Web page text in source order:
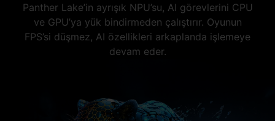
Panther Lake’in ayrışık NPU’su, AI görevlerini CPU
ve GPU’ya yük bindirmeden çalıştırır. Oyunun
FPS’si düşmez, AI özellikleri arkaplanda işlemeye
devam eder.